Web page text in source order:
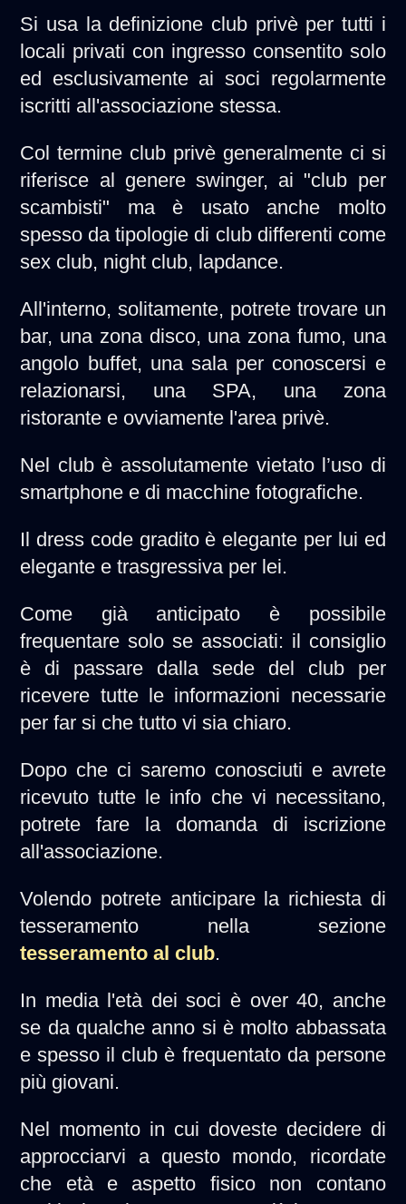
Si usa la definizione club privè per tutti i
locali privati con ingresso consentito solo
ed esclusivamente ai soci regolarmente
iscritti all'associazione stessa.
Col termine club privè generalmente ci si
riferisce al genere swinger, ai "club per
scambisti" ma è usato anche molto
spesso da tipologie di club differenti come
sex club, night club, lapdance.
All'interno, solitamente, potrete trovare un
bar, una zona disco, una zona fumo, una
angolo buffet, una sala per conoscersi e
relazionarsi, una SPA, una zona
ristorante e ovviamente l'area privè.
Nel club è assolutamente vietato l’uso di
smartphone e di macchine fotografiche.
Il dress code gradito è elegante per lui ed
elegante e trasgressiva per lei.
Come già anticipato è possibile
frequentare solo se associati: il consiglio
è di passare dalla sede del club per
ricevere tutte le informazioni necessarie
per far si che tutto vi sia chiaro.
Dopo che ci saremo conosciuti e avrete
ricevuto tutte le info che vi necessitano,
potrete fare la domanda di iscrizione
all'associazione.
Volendo potrete anticipare la richiesta di
tesseramento nella sezione
tesseramento al club.
In media l'età dei soci è over 40, anche
se da qualche anno si è molto abbassata
e spesso il club è frequentato da persone
più giovani.
Nel momento in cui doveste decidere di
approcciarvi a questo mondo, ricordate
che età e aspetto fisico non contano